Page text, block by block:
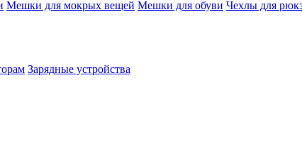
Мешки для мокрых вещей Мешки для обуви Чехлы для
Зарядные устройства